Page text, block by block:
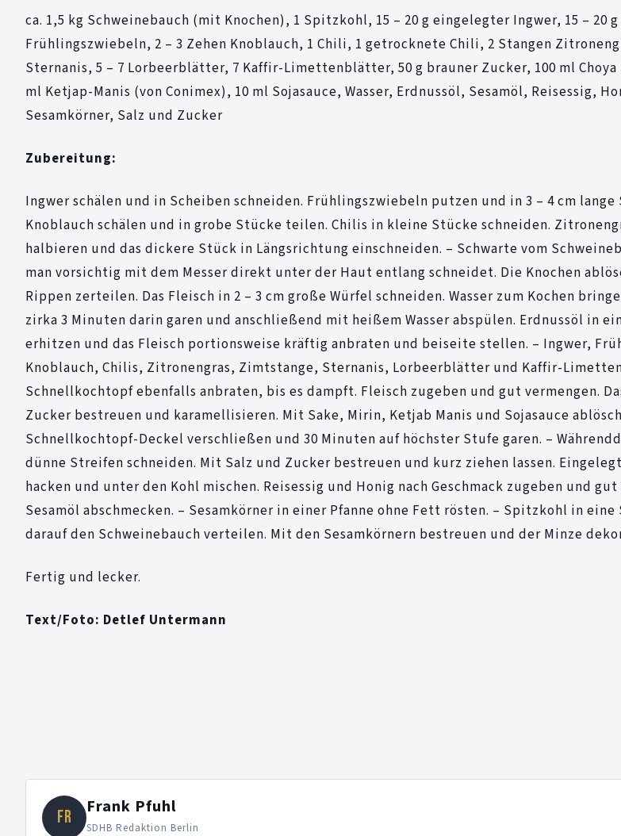
ca. 1,5 kg Schweinebauch (mit Knochen), 1 Spitzkohl, 15 – 20 g eingelegter Ingwer, 15 – 20
Frühlingszwiebeln, 2 – 3 Zehen Knoblauch, 1 Chili, 1 getrocknete Chili, 2 Stangen
Sternanis, 5 – 7 Lorbeerblätter, 7 Kaffir-Limettenblätter, 50 g brauner Zucker, 100 ml Choya
ml Ketjap-Manis (von Conimex), 10 ml Sojasauce, Wasser, Erdnussöl, Sesamöl, Reisessig,
Sesamkörner, Salz und Zucker
Zubereitung:
Ingwer schälen und in Scheiben schneiden. Frühlingszwiebeln putzen und in 3 – 4 cm lange
Knoblauch schälen und in grobe Stücke teilen. Chilis in kleine Stücke schneiden.
halbieren und das dickere Stück in Längsrichtung einschneiden. – Schwarte vom
man vorsichtig mit dem Messer direkt unter der Haut entlang schneidet. Die Knochen
Rippen zerteilen. Das Fleisch in 2 – 3 cm große Würfel schneiden. Wasser zum Kochen
zirka 3 Minuten darin garen und anschließend mit heißem Wasser abspülen. Erdnussöl in
erhitzen und das Fleisch portionsweise kräftig anbraten und beiseite stellen. – Ingwer,
Knoblauch, Chilis, Zitronengras, Zimtstange, Sternanis, Lorbeerblätter und Kaffir-
Schnellkochtopf ebenfalls anbraten, bis es dampft. Fleisch zugeben und gut vermengen.
Zucker bestreuen und karamellisieren. Mit Sake, Mirin, Ketjab Manis und Sojasauce
Schnellkochtopf-Deckel verschließen und 30 Minuten auf höchster Stufe garen. –
dünne Streifen schneiden. Mit Salz und Zucker bestreuen und kurz ziehen lassen.
hacken und unter den Kohl mischen. Reisessig und Honig nach Geschmack zugeben und
Sesamöl abschmecken. – Sesamkörner in einer Pfanne ohne Fett rösten. – Spitzkohl in eine
darauf den Schweinebauch verteilen. Mit den Sesamkörnern bestreuen und der Minze
Fertig und lecker.
Text/Foto: Detlef Untermann
FR Frank Pfuhl
SDHB Redaktion Berlin